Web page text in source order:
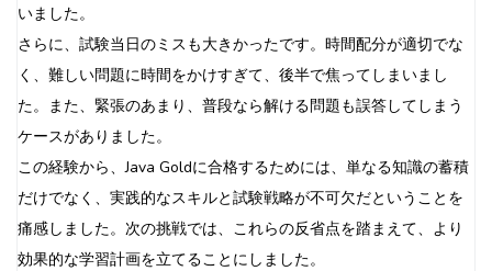
いました。
さらに、試験当日のミスも大きかったです。時間配分が適切でな
く、難しい問題に時間をかけすぎて、後半で焦ってしまいまし
た。また、緊張のあまり、普段なら解ける問題も誤答してしまう
ケースがありました。
この経験から、Java Goldに合格するためには、単なる知識の蓄積
だけでなく、実践的なスキルと試験戦略が不可欠だということを
痛感しました。次の挑戦では、これらの反省点を踏まえて、より
効果的な学習計画を立てることにしました。